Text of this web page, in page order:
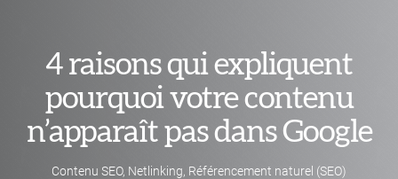
4 raisons qui expliquent
pourquoi votre contenu
n’apparaît pas dans Google
Contenu SEO, Netlinking, Référencement naturel (SEO)